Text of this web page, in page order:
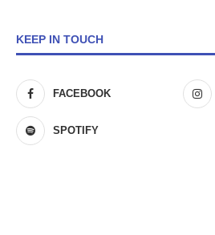
KEEP IN TOUCH
FACEBOOK
SPOTIFY